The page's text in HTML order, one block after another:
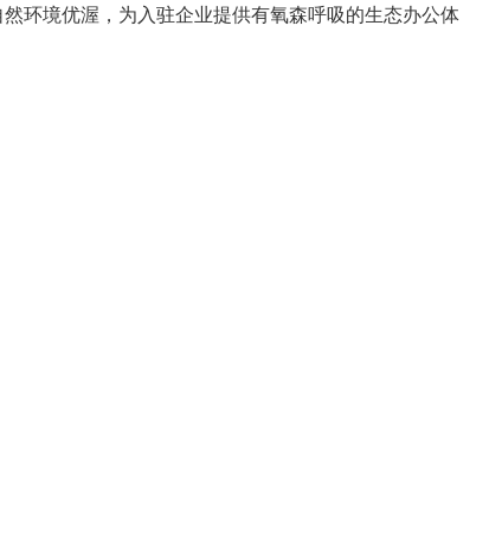
环境优渥，为入驻企业提供有氧森呼吸的生态办公体